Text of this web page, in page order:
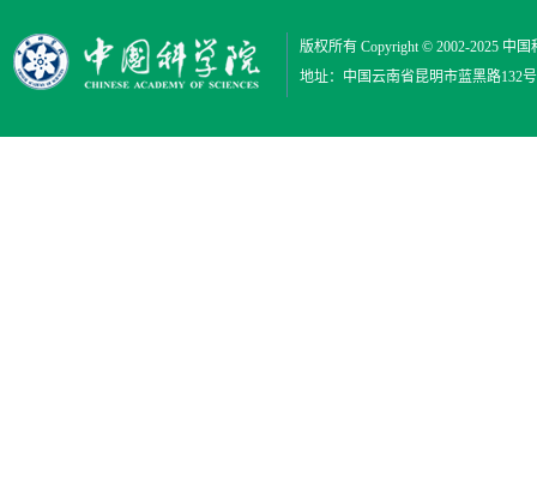
版权所有 Copyright © 2002-2025 中国
地址：中国云南省昆明市蓝黑路